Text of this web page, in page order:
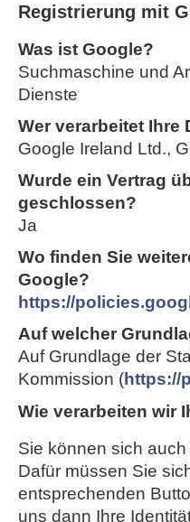
Registrierung mit
Was ist Google?
Suchmaschine und
Dienste
Wer verarbeitet Ihre
Google Ireland Ltd.,
Wurde ein Vertrag
geschlossen?
Ja
Wo finden Sie
Google?
https://
Auf welcher
Auf Grundlage der
Kommission (https://
Wie verarbeiten wir
Sie können sich
Dafür müssen Sie
entsprechenden
uns dann Ihre